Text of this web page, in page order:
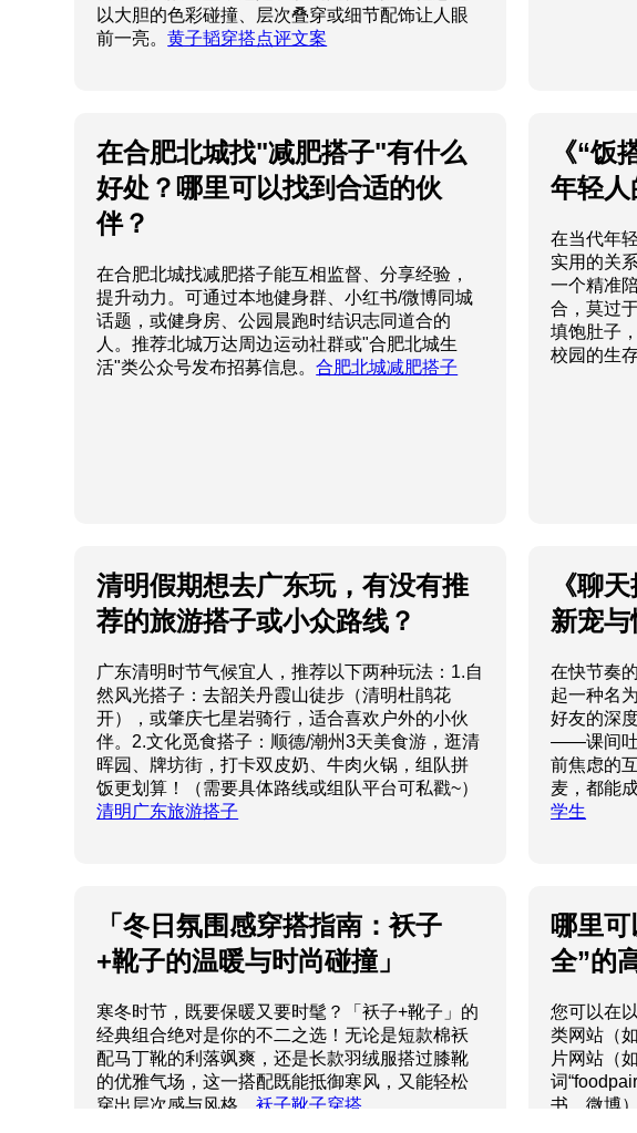
以大胆的色彩碰撞、层次叠穿或细节配饰让人眼
前一亮。黄子韬穿搭点评文案
在合肥北城找"减肥搭子"有什么
好处？哪里可以找到合适的伙
伴？
在合肥北城找减肥搭子能互相监督、分享经验，
提升动力。可通过本地健身群、小红书/微博同城
话题，或健身房、公园晨跑时结识志同道合的
人。推荐北城万达周边运动社群或"合肥北城生
活"类公众号发布招募信息。合肥北城减肥搭子
《“饭
年轻人
在当代年
实用的关
一个精准
合，莫过
填饱肚子
校园的生
清明假期想去广东玩，有没有推
荐的旅游搭子或小众路线？
广东清明时节气候宜人，推荐以下两种玩法：1.自
然风光搭子：去韶关丹霞山徒步（清明杜鹃花
开），或肇庆七星岩骑行，适合喜欢户外的小伙
伴。2.文化觅食搭子：顺德/潮州3天美食游，逛清
晖园、牌坊街，打卡双皮奶、牛肉火锅，组队拼
饭更划算！（需要具体路线或组队平台可私戳~）
清明广东旅游搭子
《聊
新宠与
在快节奏
起一种名
好友的深
——课间吐
前焦虑的
麦，都能
学生
「冬日氛围感穿搭指南：袄子
+靴子的温暖与时尚碰撞」
寒冬时节，既要保暖又要时髦？「袄子+靴子」的
经典组合绝对是你的不二之选！无论是短款棉袄
配马丁靴的利落飒爽，还是长款羽绒服搭过膝靴
的优雅气场，这一搭配既能抵御寒风，又能轻松
穿出层次感与风格。袄子靴子穿搭
哪里
全”的
您可以在
类网站（
片网站（
词
书、微博